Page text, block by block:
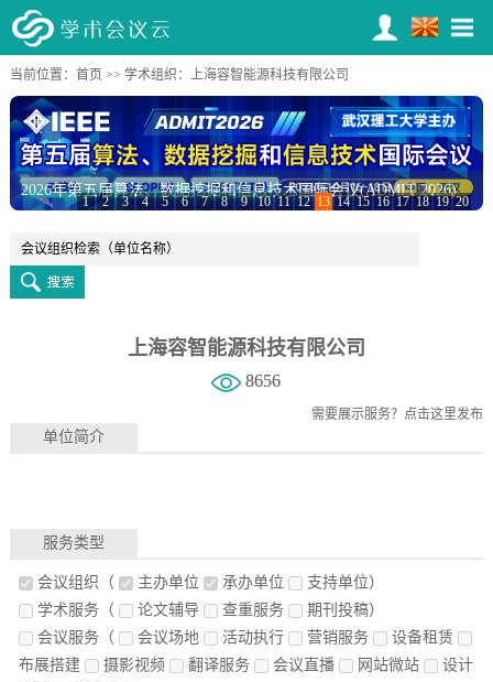
当前位置： 首页 >> 学术组织 ：上海容智能源科技有限公司
2026年第五届算法、数据挖掘和信息技术国际会议(ADMIT 2026)
1 2 3 4 5 6 7 8 9 10 11 12 13 14 15 16 17 18 19 20
上海容智能源科技有限公司
8656
需要展示服务？ 点击这里发布
单位简介
服务类型
会议组织 （ 主办单位 承办单位
支持单位）
学术服务（ 论文辅导 查重服务
期刊投稿）
会议服务（ 会议场地 活动执行 营销服务
设备租赁
布展搭建
摄影视频 翻译服务 会议直播 网站微站
设计